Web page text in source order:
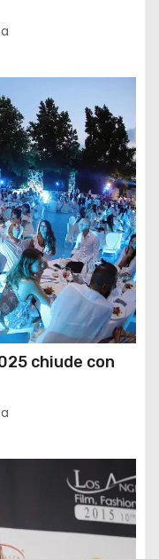
chiude con